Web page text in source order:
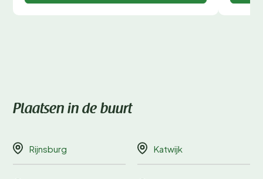
Plaatsen in de buurt
Rijnsburg Katwijk